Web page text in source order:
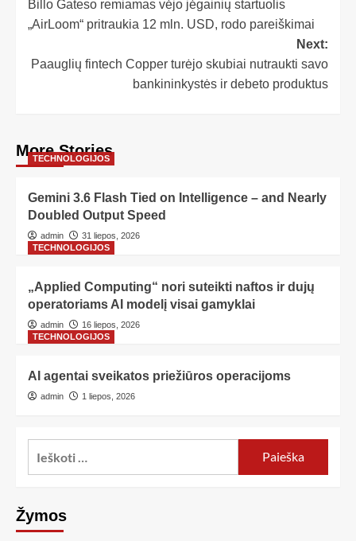
Billo Gateso remiamas vėjo jėgainių startuolis
„AirLoom“ pritraukia 12 mln. USD, rodo pareiškimai
Next:
Paauglių fintech Copper turėjo skubiai nutraukti savo
bankininkystės ir debeto produktus
More Stories
TECHNOLOGIJOS
Gemini 3.6 Flash Tied on Intelligence – and Nearly
Doubled Output Speed
admin
31 liepos, 2026
TECHNOLOGIJOS
„Applied Computing“ nori suteikti naftos ir dujų
operatoriams AI modelį visai gamyklai
admin
16 liepos, 2026
TECHNOLOGIJOS
AI agentai sveikatos priežiūros operacijoms
admin 1 liepos, 2026
Žymos